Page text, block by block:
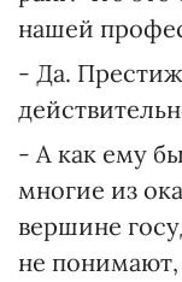
нашей
- Да.
- А как ему
многие из
вершине
не